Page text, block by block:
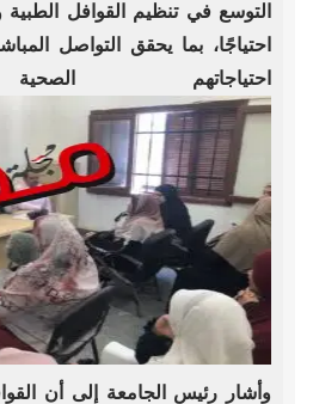
التوسع في تنظيم القوافل الطبية
احتياجًا، بما يحقق التواصل
احتياجاتهم
وأشار رئيس الجامعة إلى أن